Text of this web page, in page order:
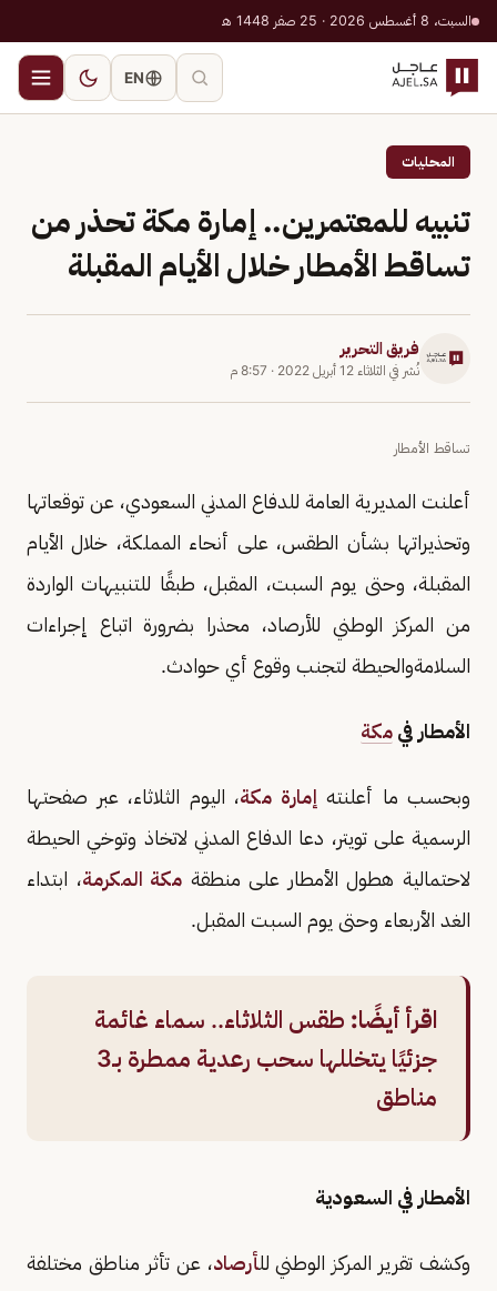
السبت، 8 أغسطس 2026 · 25 صفر 1448 هـ
EN
المحليات
تنبيه للمعتمرين.. إمارة مكة تحذر من
تساقط الأمطار خلال الأيام المقبلة
فريق التحرير
نُشر في الثلاثاء 12 أبريل 2022 · 8:57 م
تساقط الأمطار
أعلنت المديرية العامة للدفاع المدني السعودي، عن توقعاتها
وتحذيراتها بشأن الطقس، على أنحاء المملكة، خلال الأيام
المقبلة، وحتى يوم السبت، المقبل، طبقًا للتنبيهات الواردة
من المركز الوطني للأرصاد، محذرا بضرورة اتباع إجراءات
السلامةوالحيطة لتجنب وقوع أي حوادث.
الأمطار في مكة
وبحسب ما أعلنته إمارة مكة، اليوم الثلاثاء، عبر صفحتها
الرسمية على تويتر، دعا الدفاع المدني لاتخاذ وتوخي الحيطة
لاحتمالية هطول الأمطار على منطقة مكة المكرمة، ابتداء
الغد الأربعاء وحتى يوم السبت المقبل.
اقرأ أيضًا: طقس الثلاثاء.. سماء غائمة
جزئيًا يتخللها سحب رعدية ممطرة بـ3
مناطق
الأمطار في السعودية
وكشف تقرير المركز الوطني للأرصاد، عن تأثر مناطق مختلفة